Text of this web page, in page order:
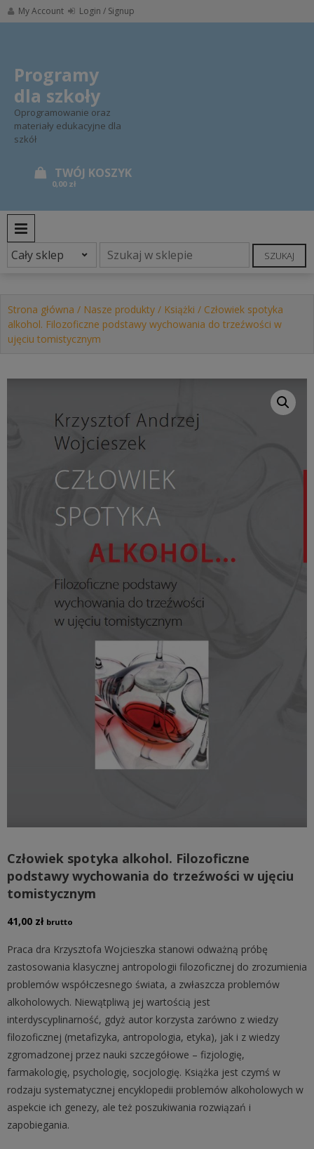
Skip
to
My Account Login / Signup
Programy
dla szkoły
Oprogramowanie oraz
materiały edukacyjne dla
szkół
0,00 zł
SZUKAJ
Strona główna / Nasze produkty / Książki / Człowiek spotyka
alkohol. Filozoficzne podstawy wychowania do trzeźwości w
ujęciu tomistycznym
Człowiek spotyka alkohol. Filozoficzne
podstawy wychowania do trzeźwości w ujęciu
tomistycznym
41,00 zł brutto
Praca dra Krzysztofa Wojcieszka stanowi odważną próbę
zastosowania klasycznej antropologii filozoficznej do zrozumienia
problemów współczesnego świata, a zwłaszcza problemów
alkoholowych. Niewątpliwą jej wartością jest
interdyscyplinarność, gdyż autor korzysta zarówno z wiedzy
filozoficznej (metafizyka, antropologia, etyka), jak i z wiedzy
zgromadzonej przez nauki szczegółowe – fizjologię,
farmakologię, psychologię, socjologię. Książka jest czymś w
rodzaju systematycznej encyklopedii problemów alkoholowych w
aspekcie ich genezy, ale też poszukiwania rozwiązań i
zapobiegania.